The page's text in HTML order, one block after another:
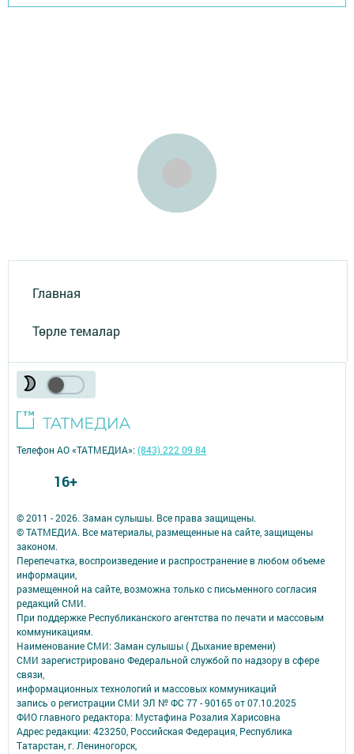
Главная
Төрле темалар
© 2011 - 2026. Заман сулышы. Все права защищены.
© ТАТМЕДИА. Все материалы, размещенные на сайте, защищены
законом.
Перепечатка, воспроизведение и распространение в любом объеме
информации,
размещенной на сайте, возможна только с письменного согласия
редакций СМИ.
При поддержке Республиканского агентства по печати и массовым
коммуникациям.
Наименование СМИ: Заман сулышы ( Дыхание времени)
СМИ зарегистрировано Федеральной службой по надзору в сфере
связи,
информационных технологий и массовых коммуникаций
запись о регистрации СМИ ЭЛ № ФС 77 - 90165 от 07.10.2025
ФИО главного редактора: Мустафина Розалия Харисовна
Адрес редакции: 423250, Российская Федерация, Республика
Татарстан, г. Лениногорск,
Телефон АО «ТАТМЕДИА»:(843) 222 09 84
16+